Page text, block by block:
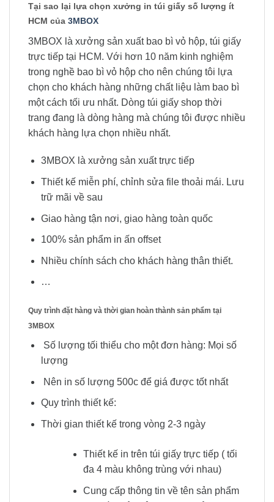
Tại sao lại lựa chọn xưởng in túi giấy số lượng ít
HCM của 3MBOX
3MBOX là xưởng sản xuất bao bì vỏ hộp, túi giấy
trực tiếp tại HCM. Với hơn 10 năm kinh nghiệm
trong nghề bao bì vỏ hộp cho nên chúng tôi lựa
chọn cho khách hàng những chất liệu làm bao bì
một cách tối ưu nhất. Dòng túi giấy shop thời
trang đang là dòng hàng mà chúng tôi được nhiều
khách hàng lựa chọn nhiều nhất.
3MBOX là xưởng sản xuất trực tiếp
Thiết kế miễn phí, chỉnh sửa file thoải mái. Lưu
trữ mãi về sau
Giao hàng tận nơi, giao hàng toàn quốc
100% sản phẩm in ấn offset
Nhiều chính sách cho khách hàng thân thiết.
…
Quy trình đặt hàng và thời gian hoàn thành sản phẩm tại
3MBOX
Số lượng tối thiểu cho một đơn hàng: Mọi số
lượng
Nên in số lượng 500c để giá được tốt nhất
Quy trình thiết kế:
Thời gian thiết kế trong vòng 2-3 ngày
Thiết kế in trên túi giấy trực tiếp ( tối
đa 4 màu không trùng với nhau)
Cung cấp thông tin về tên sản phẩm